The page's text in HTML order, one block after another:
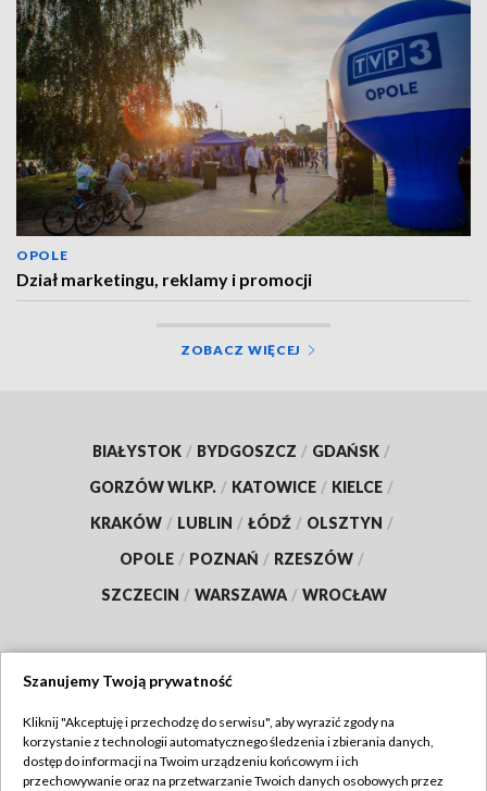
OPOLE
Dział marketingu, reklamy i promocji
ZOBACZ WIĘCEJ
BIAŁYSTOK / BYDGOSZCZ / GDAŃSK /
GORZÓW WLKP. / KATOWICE / KIELCE /
KRAKÓW / LUBLIN / ŁÓDŹ / OLSZTYN /
OPOLE / POZNAŃ / RZESZÓW /
SZCZECIN / WARSZAWA / WROCŁAW
TVP
Abonament TVP
Szanujemy Twoją prywatność
Kliknij "Akceptuję i przechodzę do serwisu", aby wyrazić zgody na
korzystanie z technologii automatycznego śledzenia i zbierania danych,
dostęp do informacji na Twoim urządzeniu końcowym i ich
przechowywanie oraz na przetwarzanie Twoich danych osobowych przez